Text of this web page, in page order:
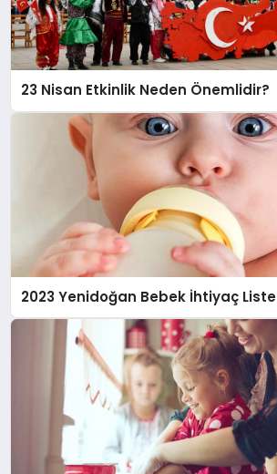
23 Nisan Etkinlik Neden Önemlidir?
2023 Yenidoğan Bebek İhtiyaç